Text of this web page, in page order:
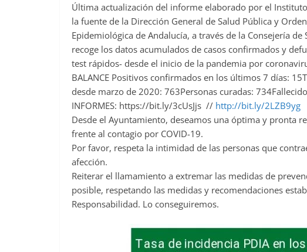
c
e
b
o
o
k
Última actualización del informe elaborado por el
la fuente de la Dirección General de Salud Pública y
Epidemiológica de Andalucía, a través de la Consejería
recoge los datos acumulados de casos confirmados y
test rápidos- desde el inicio de la pandemia por
BALANCE Positivos confirmados en los últimos 7 días:
desde marzo de 2020: 763Personas curadas:
INFORMES: https://bit.ly/3cUsJjs // http://bit.ly/2LZB9yg
Desde el Ayuntamiento, deseamos una óptima y pronta
frente al contagio por COVID-19.
Por favor, respeta la intimidad de las personas que
afección.
Reiterar el llamamiento a extremar las medidas de
posible, respetando las medidas y recomendaciones
Responsabilidad. Lo conseguiremos.